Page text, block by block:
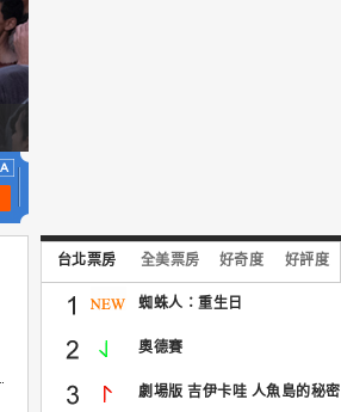
台北票房 全美票房 好奇度 好評度
蜘蛛人：重生日
奧德賽
劇場版 吉伊卡哇 人魚島的秘密